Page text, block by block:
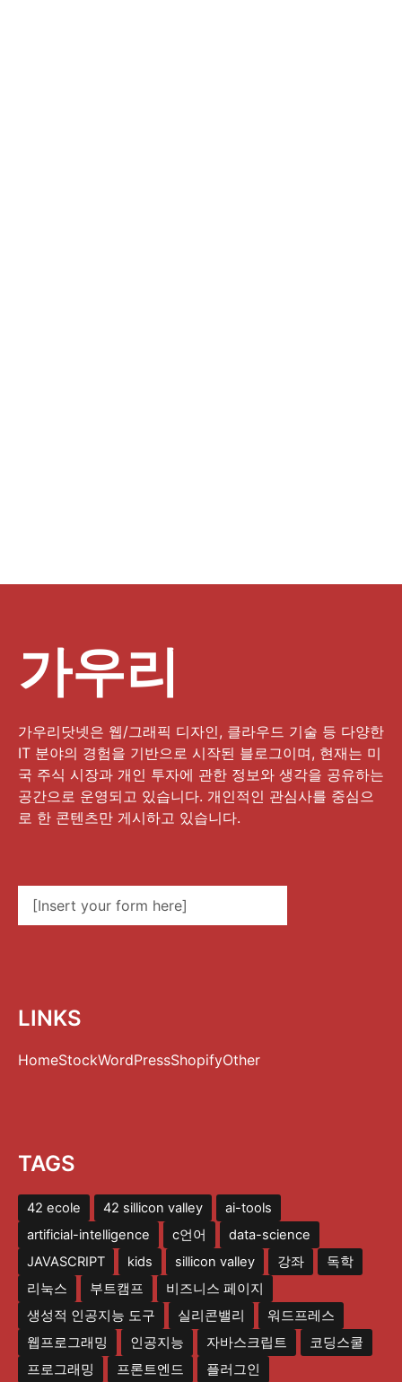
가우리
가우리닷넷은 웹/그래픽 디자인, 클라우드 기술 등 다양한
IT 분야의 경험을 기반으로 시작된 블로그이며, 현재는 미
국 주식 시장과 개인 투자에 관한 정보와 생각을 공유하는
공간으로 운영되고 있습니다. 개인적인 관심사를 중심으
로 한 콘텐츠만 게시하고 있습니다.
[Insert your form here]
LINKS
HomeStockWordPressShopifyOther
TAGS
42 ecole 42 sillicon valley
ai-tools
artificial-intelligence
c언어
data-science
JAVASCRIPT
kids sillicon valley 강좌
독학
리눅스
부트캠프
비즈니스 페이지
생성적 인공지능 도구
실리콘밸리
워드프레스
웹프로그래밍
인공지능 자바스크립트
코딩스쿨
프로그래밍
프론트엔드 플러그인